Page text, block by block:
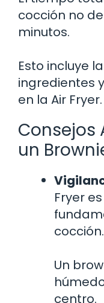
cocción no
minutos.
Esto incluye
ingredientes
en la Air Fryer.
Consejos
un
Fryer
cocción.
Un
centro.